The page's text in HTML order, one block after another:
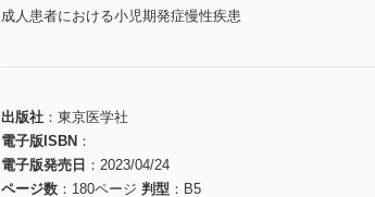
成人患者における小児期発症慢性疾患
出版社
東京医学社
電子版ISBN
電子版発売日
2023/04/24
ページ数
180ページ 判型
B5